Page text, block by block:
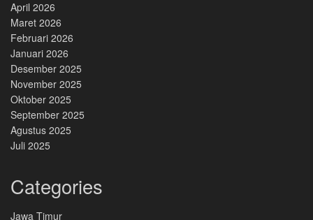
April 2026
Maret 2026
Februari 2026
Januari 2026
Desember 2025
November 2025
Oktober 2025
September 2025
Agustus 2025
Juli 2025
Categories
Jawa Timur